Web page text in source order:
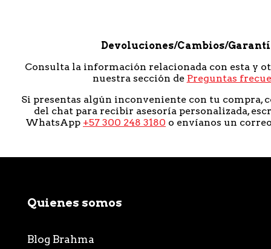
Devoluciones/Cambios/
Consulta la información relacionada con esta y
nuestra sección de Preguntas
Si presentas algún inconveniente con tu compra,
del chat para recibir asesoría personalizada,
WhatsApp +57 300 248 3180 o envíanos un
Quienes somos
Blog Brahma